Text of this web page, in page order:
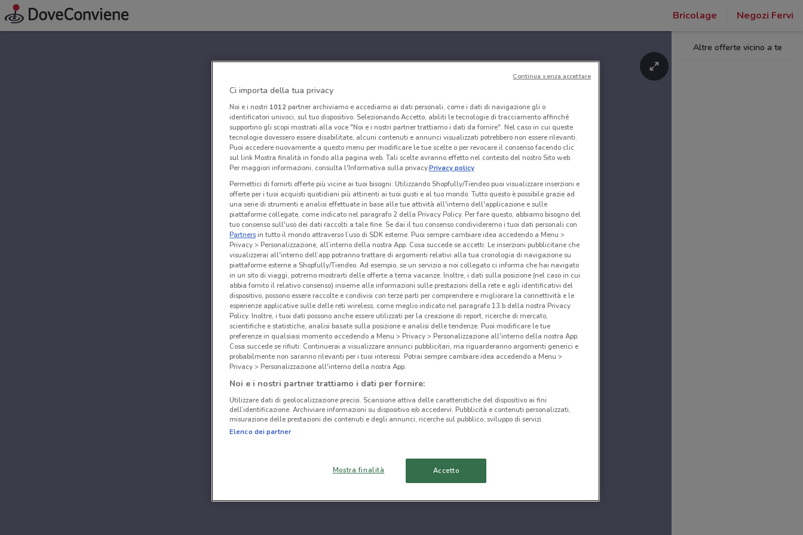
Bricolage Negozi Fervi
Altre offerte vicino a te
Ci importa della tua privacy
Noi e i nostri 1012partner archiviamo e accediamo ai dati personali, come i dati di navigazione gli o
identificatori univoci, sul tuo dispositivo. Selezionando Accetto, abiliti le tecnologie di tracciamento affinché
supportino gli scopi mostrati alla voce "Noi e i nostri partner trattiamo i dati da fornire". Nel caso in cui queste
tecnologie dovessero essere disabilitate, alcuni contenuti e annunci visualizzati potrebbero non essere rilevanti.
Puoi accedere nuovamente a questo menu per modificare le tue scelte o per revocare il consenso facendo clic
sul link Mostra finalità in fondo alla pagina web. Tali scelte avranno effetto nel contesto del nostro Sito web.
Per maggiori informazioni, consulta l'Informativa sulla privacy.Privacy policy
Permettici di fornirti offerte più vicine ai tuoi bisogni: Utilizzando Shopfully/Tiendeo puoi visualizzare inserzioni e
offerte per i tuoi acquisti quotidiani più attinenti ai tuoi gusti e al tuo mondo. Tutto questo è possibile grazie ad
una serie di strumenti e analisi effettuate in base alle tue attività all'interno dell'applicazione e sulle
piattaforme collegate, come indicato nel paragrafo 2 della Privacy Policy. Per fare questo, abbiamo bisogno del
tuo consenso sull'uso dei dati raccolti a tale fine. Se dai il tuo consenso condivideremo i tuoi dati personali con
Partnersin tutto il mondo attraverso l’uso di SDK esterne. Puoi sempre cambiare idea accedendo a Menu >
Privacy > Personalizzazione, all’interno della nostra App. Cosa succede se accetti: Le inserzioni pubblicitarie che
visualizzerai all'interno dell’app potranno trattare di argomenti relativi alla tua cronologia di navigazione su
piattaforme esterne a Shopfully/Tiendeo. Ad esempio, se un servizio a noi collegato ci informa che hai navigato
in un sito di viaggi, potremo mostrarti delle offerte a tema vacanze. Inoltre, i dati sulla posizione (nel caso in cui
abbia fornito il relativo consenso) insieme alle informazioni sulle prestazioni della rete e agli identificativi del
dispositivo, possono essere raccolte e condivisi con terze parti per comprendere e migliorare la connettività e le
esperienze applicative sulle delle reti wireless, come meglio indicato nel paragrafo 13.b della nostra Privacy
Policy. Inoltre, i tuoi dati possono anche essere utilizzati per la creazione di report, ricerche di mercato,
scientifiche e statistiche, analisi basate sulla posizione e analisi delle tendenze. Puoi modificare le tue
preferenze in qualsiasi momento accedendo a Menu > Privacy > Personalizzazione all'interno della nostra App.
Cosa succede se rifiuti: Continuerai a visualizzare annunci pubblicitari, ma riguarderanno argomenti generici e
probabilmente non saranno rilevanti per i tuoi interessi. Potrai sempre cambiare idea accedendo a Menu >
Privacy > Personalizzazione all'interno della nostra App.
Noi e i nostri partner trattiamo i dati per fornire:
Utilizzare dati di geolocalizzazione precisi. Scansione attiva delle caratteristiche del dispositivo ai fini
dell’identificazione. Archiviare informazioni su dispositivo e/o accedervi. Pubblicità e contenuti personalizzati,
misurazione delle prestazioni dei contenuti e degli annunci, ricerche sul pubblico, sviluppo di servizi.
Elenco dei partner
Mostra finalità Accetto
Continua senza accettare